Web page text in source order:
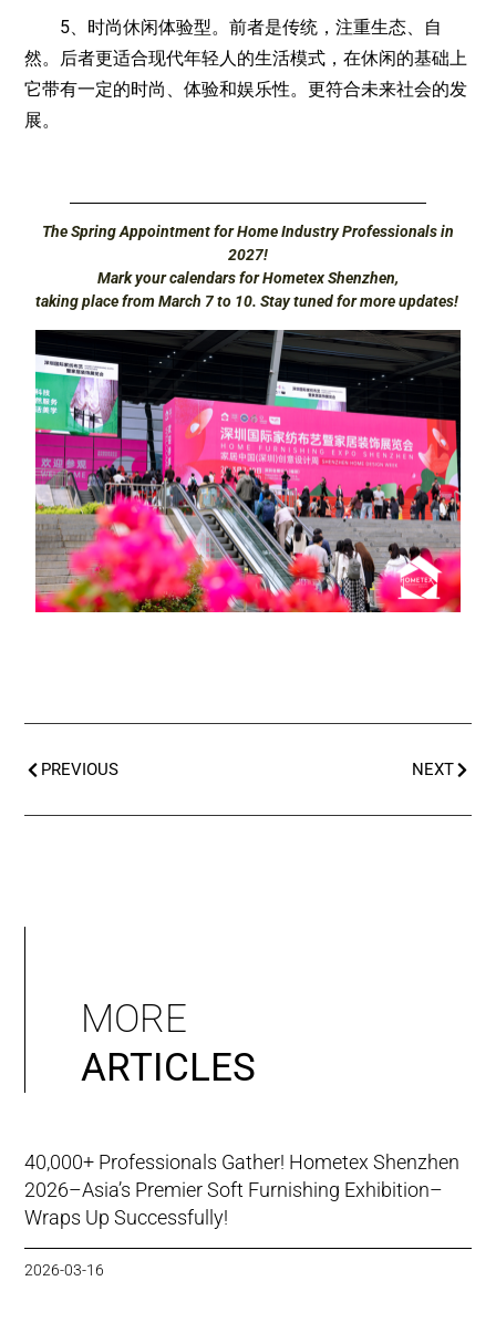
5、时尚休闲体验型。前者是传统，注重生态、自
然。后者更适合现代年轻人的生活模式，在休闲的基础上
它带有一定的时尚、体验和娱乐性。更符合未来社会的发
展。
The Spring Appointment for Home Industry Professionals in
2027!
Mark your calendars for Hometex Shenzhen,
taking place from March 7 to 10. Stay tuned for more updates!
PREVIOUS NEXT
MORE
ARTICLES
40,000+ Professionals Gather! Hometex Shenzhen
2026–Asia’s Premier Soft Furnishing Exhibition–
Wraps Up Successfully!
2026-03-16